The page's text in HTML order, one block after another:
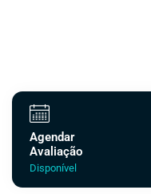
Agendar
Avaliação
Disponível